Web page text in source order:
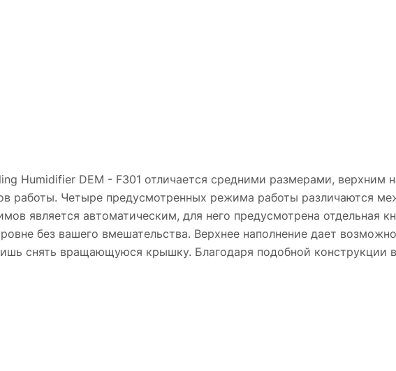
Humidifier DEM - F301 отличается средними размерами, верхним
работы. Четыре предусмотренных режима работы различаются
является автоматическим, для него предусмотрена отдельная
без вашего вмешательства. Верхнее наполнение дает
снять вращающуюся крышку. Благодаря подобной конструкции